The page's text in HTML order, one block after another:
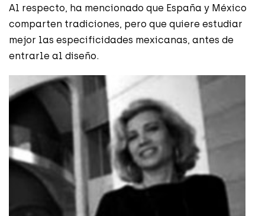
Al respecto, ha mencionado que España y México
comparten tradiciones, pero que quiere estudiar
mejor las especificidades mexicanas, antes de
entrarle al diseño.